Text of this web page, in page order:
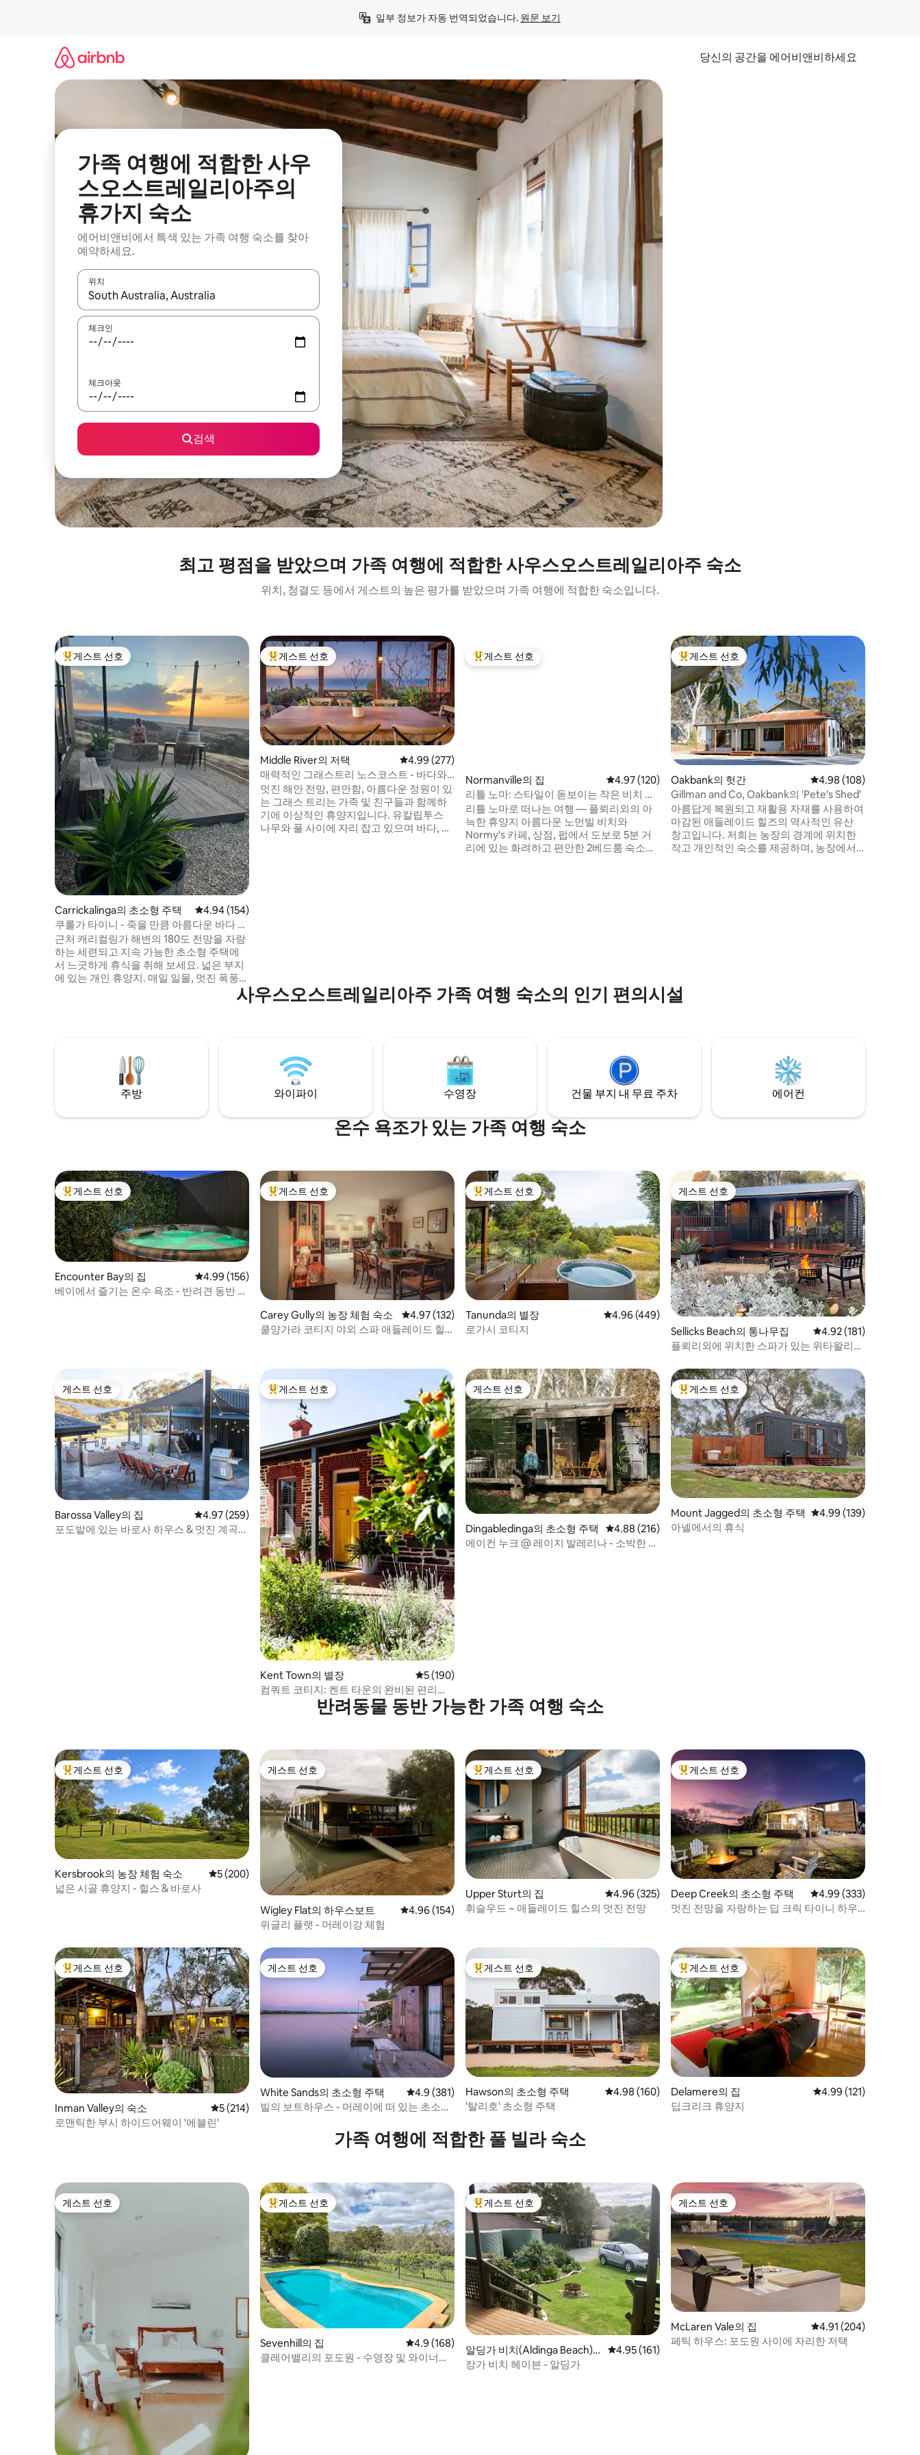
일부 정보가 자동 번역되었습니다. 원문 보기
당신의 공간을 에어비앤비하세요
가족 여행에 적합한 사우
스오스트레일리아주의
휴가지 숙소
에어비앤비에서 특색 있는 가족 여행 숙소를 찾아
예약하세요.
위치
결과가 나오면 위·아래 화살표 키를 사용하거나 터치 또는 스와이프 동작으로 탐색하세요.
체크인
체크아웃
검색
최고 평점을 받았으며 가족 여행에 적합한 사우스오스트레일리아주 숙소
위치, 청결도 등에서 게스트의 높은 평가를 받았으며 가족 여행에 적합한 숙소입니다.
상위 게스트 선호
게스트 선호
Carrickalinga의 초소형 주택 평점 4.94점(5점 만점), 후기 154개
4.94 (154)
쿠롤가 타이니 - 죽을 만큼 아름다운 바다 전
망
근처 캐리컬링가 해변의 180도 전망을 자랑
하는 세련되고 지속 가능한 초소형 주택에
서 느긋하게 휴식을 취해 보세요. 넓은 부지
에 있는 개인 휴양지. 매일 일몰, 멋진 폭풍우
구름, 래피드 헤드와 걸프의 탁 트인 전망에
흠뻑 빠져보세요. 커다란 창문이나 데크에
전한 편안함을 선사합니다. 퀸사이즈 침대,
에어컨, TV, 쌀쌀한 밤을 위한 로맨틱한 실내
장작불. 작은 주방. 데크에 있는 카페 조명과
상위 게스트 선호
게스트 선호
Middle River의 저택 평점 4.99점(5점 만점), 후기 277개
4.99 (277)
매력적인 그래스트리 노스코스트 - 바다와
하늘 전망
멋진 해안 전망, 편안함, 아름다운 정원이 있
는 그래스 트리는 가족 및 친구들과 함께하
기에 이상적인 휴양지입니다. 유칼립투스
나무와 풀 사이에 자리 잡고 있으며 바다, 언
상위 게스트 선호
게스트 선호
Normanville의 집 평점 4.97점(5점 만점), 후기 120개
4.97 (120)
리틀 노마: 스타일이 돋보이는 작은 비치 패
드
리틀 노마로 떠나는 여행 — 플뢰리외의 아
늑한 휴양지 아름다운 노먼빌 비치와
Normy's 카페, 상점, 펍에서 도보로 5분 거
리에 있는 화려하고 편안한 2베드룸 숙소인
상위 게스트 선호
게스트 선호
Oakbank의 헛간 평점 4.98점(5점 만점),
4.98 (108)
Gillman and Co, Oakbank의 'Pete's Shed'
아름답게 복원되고 재활용 자재를 사용하여
마감된 애들레이드 힐즈의 역사적인 유산
창고입니다. 저희는 농장의 경계에 위치한
작고 개인적인 숙소를 제공하며, 농장에서
사우스오스트레일리아주 가족 여행 숙소의 인기 편의시설
주방 와이파이 수영장 건물 부지 내 무료 주차 에어컨
온수 욕조가 있는 가족 여행 숙소
상위 게스트 선호
게스트 선호
Encounter Bay의 집 평점 4.99점(5점 만점), 후기 156개
4.99 (156)
베이에서 즐기는 온수 욕조 - 반려견 동반 가
상위 게스트 선호
게스트 선호
Carey Gully의 농장 체험 숙소 평점 4.97점(5점 만점), 후기 132개
4.97 (132)
쿨양가라 코티지 야외 스파 애들레이드 힐
상위 게스트 선호
게스트 선호
Tanunda의 별장 평점 4.96점(5점 만점), 후기 449개
4.96 (449)
로가시 코티지
게스트 선호
게스트 선호
Sellicks Beach의 통나무집 평점 4.92점(5점 만점),
4.92 (181)
플뢰리외에 위치한 스파가 있는 위타왈리
게스트 선호
게스트 선호
Barossa Valley의 집 평점 4.97점(5점 만점), 후기 259개
4.97 (259)
포도밭에 있는 바로사 하우스 & 멋진 계곡
상위 게스트 선호
게스트 선호
Kent Town의 별장 평점 5점(5점 만점), 후기 190개
5 (190)
컴쿼트 코티지: 켄트 타운의 완비된 편리한
게스트 선호
게스트 선호
Dingabledinga의 초소형 주택 평점 4.88점(5점 만점), 후기 216개
4.88 (216)
에이컨 누크 @ 레이지 발레리나 - 소박한 에
상위 게스트 선호
게스트 선호
Mount Jagged의 초소형 주택 평점 4.99점(5점 만점),
4.99 (139)
아넬에서의 휴식
반려동물 동반 가능한 가족 여행 숙소
상위 게스트 선호
게스트 선호
Kersbrook의 농장 체험 숙소 평점 5점(5점 만점), 후기 200개
5 (200)
넓은 시골 휴양지 - 힐스 & 바로사
게스트 선호
게스트 선호
Wigley Flat의 하우스보트 평점 4.96점(5점 만점), 후기 154개
4.96 (154)
위글리 플랫 - 머레이강 체험
상위 게스트 선호
게스트 선호
Upper Sturt의 집 평점 4.96점(5점 만점), 후기 325개
4.96 (325)
휘슬우드 ~ 애들레이드 힐스의 멋진 전망
상위 게스트 선호
게스트 선호
Deep Creek의 초소형 주택 평점 4.99점(5점 만점),
4.99 (333)
멋진 전망을 자랑하는 딥 크릭 타이니 하우
상위 게스트 선호
게스트 선호
Inman Valley의 숙소 평점 5점(5점 만점), 후기 214개
5 (214)
로맨틱한 부시 하이드어웨이 '에블린'
게스트 선호
게스트 선호
White Sands의 초소형 주택 평점 4.9점(5점 만점), 후기 381개
4.9 (381)
빌의 보트하우스 - 머레이에 떠 있는 초소형
상위 게스트 선호
게스트 선호
Hawson의 초소형 주택 평점 4.98점(5점 만점), 후기 160개
4.98 (160)
'탈리호' 초소형 주택
상위 게스트 선호
게스트 선호
Delamere의 집 평점 4.99점(5점 만점),
4.99 (121)
딥크리크 휴양지
가족 여행에 적합한 풀 빌라 숙소
게스트 선호
게스트 선호 상위 게스트 선호
게스트 선호
Sevenhill의 집 평점 4.9점(5점 만점), 후기 168개
4.9 (168)
클레어밸리의 포도원 - 수영장 및 와이너리
상위 게스트 선호
게스트 선호
알딩가 비치(Aldinga Beach)
의 집
평점 4.95점(5점 만점), 후기 161개
4.95 (161)
캉가 비치 헤이븐 - 알딩가
게스트 선호
게스트 선호
McLaren Vale의 집 평점 4.91점(5점 만점),
4.91 (204)
페틱 하우스: 포도원 사이에 자리한 저택